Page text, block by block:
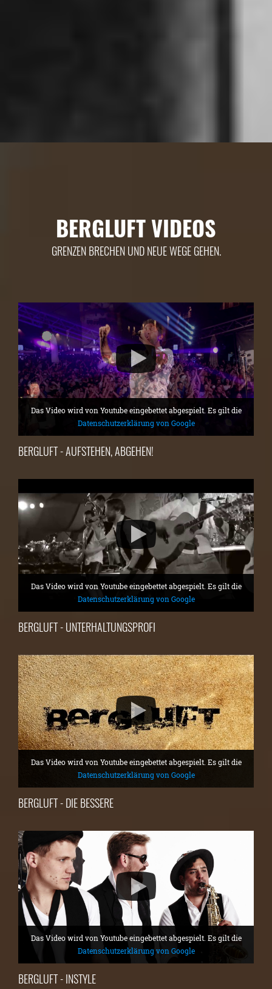
BERGLUFT VIDEOS
GRENZEN BRECHEN UND NEUE WEGE GEHEN.
Das Video wird von Youtube eingebettet abgespielt. Es gilt die
Datenschutzerklärung von Google
BERGLUFT - AUFSTEHEN, ABGEHEN!
Das Video wird von Youtube eingebettet abgespielt. Es gilt die
Datenschutzerklärung von Google
BERGLUFT - UNTERHALTUNGSPROFI
Das Video wird von Youtube eingebettet abgespielt. Es gilt die
Datenschutzerklärung von Google
BERGLUFT - DIE BESSERE
Das Video wird von Youtube eingebettet abgespielt. Es gilt die
Datenschutzerklärung von Google
BERGLUFT - INSTYLE